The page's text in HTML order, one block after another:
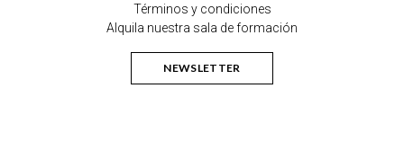
Términos y condiciones
Alquila nuestra sala de formación
NEWSLETTER